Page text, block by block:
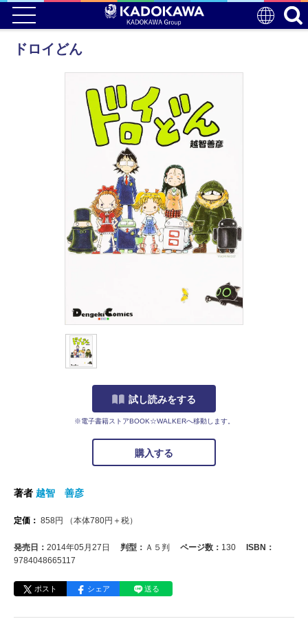
ドロイどん
試し読みをする
※電子書籍ストアBOOK☆WALKERへ移動します。
購入する
著者 越智 善彦
定価： 858円 （本体780円＋税）
発売日： 2014年05月27日 判型： Ａ５判 ページ数： 130
ISBN：
9784048665117
ポスト シェア 送る